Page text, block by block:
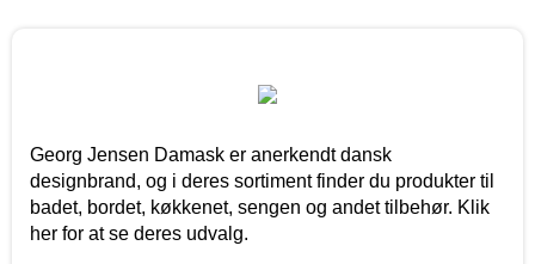
Georg Jensen Damask er anerkendt dansk
designbrand, og i deres sortiment finder du produkter til
badet, bordet, køkkenet, sengen og andet tilbehør. Klik
her for at se deres udvalg.